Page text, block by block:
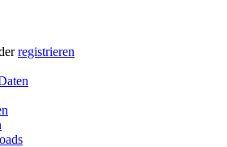
registrieren